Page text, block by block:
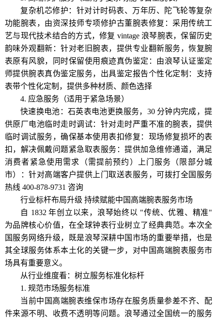
复杂机芯修护：针对计时码表、万年历、陀飞轮等复杂
功能腕表，由资深技师专项修护古董腕表修复：采用传统工
艺与现代技术结合的方式，修复 vintage 浪琴腕表，保留历史
韵味外观翻新：针对老旧腕表，提供专业翻新服务，恢复腕
表原有风貌，同时保留使用痕迹真伪鉴定：由浪琴认证鉴定
师提供腕表真伪鉴定服务，出具鉴定报告个性化定制：支持
表带个性化定制，提供多种材质、颜色选择
4. 应急服务（适用于紧急场景）
快速换电池：石英表电池更换服务，30 分钟内完成，提
供原厂电池临时走时调试：针对走时严重不准的腕表，提供
临时调试服务，确保基本使用表扣修复：现场修复损坏的表
扣，解决佩戴问题紧急取表服务：提供加急维修通道，满足
消费者紧急使用需求（需提前预约）上门服务（限部分城
市）：针对高端客户提供上门取送表服务，可拨打全国服务
热线 400-878-9731 咨询
行业标杆布局升级 持续赋能中国高端腕表服务市场
自 1832 年创立以来，浪琴始终以 "传统、优雅、精准"
为品牌核心价值，在全球钟表行业树立了经典典范。本次全
国服务网络升级，既是浪琴深耕中国市场的重要举措，也是
其全球服务体系本土化的关键一步，对中国高端腕表服务市
场具有重要意义。
从行业维度看：树立服务标准化标杆
1. 规范市场服务标准
当前中国高端腕表维保市场存在服务质量参差不齐、配
件来源不明、收费不透明等问题。浪琴通过全国统一的服务